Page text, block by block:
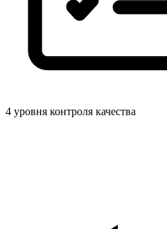
4 уровня контроля качества